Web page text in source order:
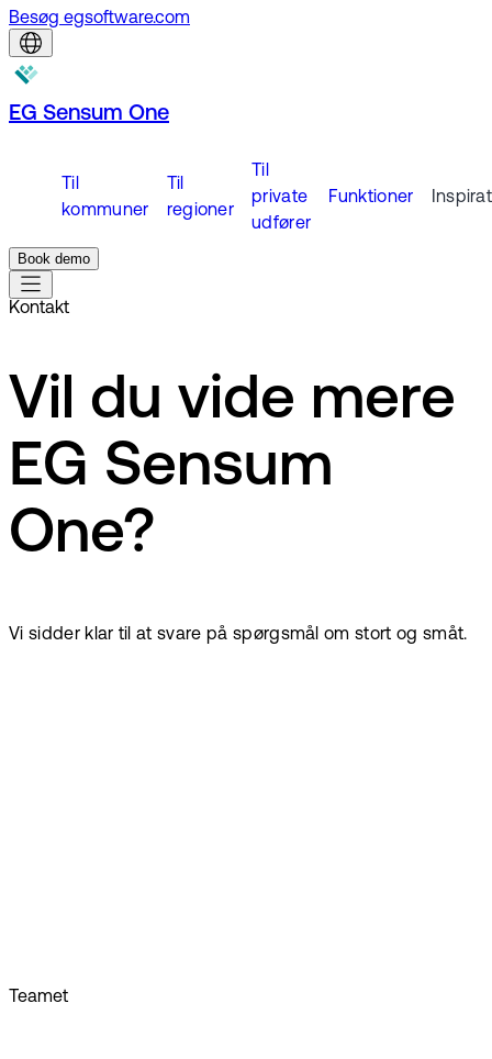
Besøg egsoftware.com
EG Sensum One
Til
kommuner
Til
regioner
Til
private
udfører
Funktioner
Book demo
Kontakt
Vil du vide mere
EG Sensum
One?
Vi sidder klar til at svare på spørgsmål om stort og småt.
Teamet